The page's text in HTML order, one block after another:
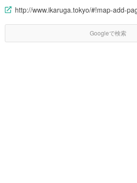
http://www.ikaruga.tokyo/#!map-add-
Googleで検索